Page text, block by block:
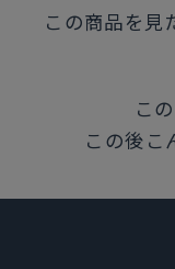
中国
※通常のシャツ
詳細はサイズ表
この商品を見
こ
この後こ